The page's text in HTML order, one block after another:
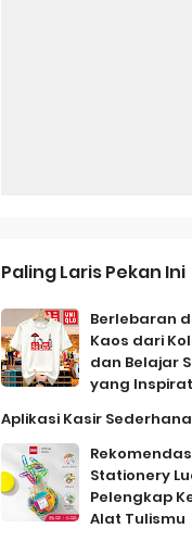
Paling Laris Pekan Ini
Berlebaran
Kaos dari
dan Belajar
yang
Aplikasi Kasir Sederhana
Stationery
Pelengkap
Alat Tulismu